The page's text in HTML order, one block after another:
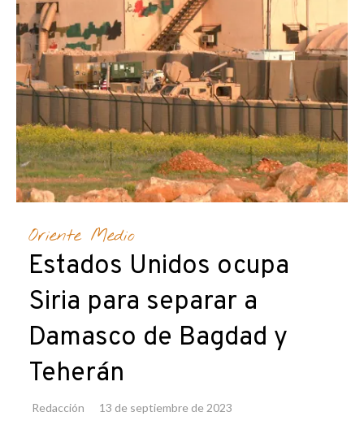
Oriente Medio
Estados Unidos ocupa
Siria para separar a
Damasco de Bagdad y
Teherán
Redacción 13 de septiembre de 2023